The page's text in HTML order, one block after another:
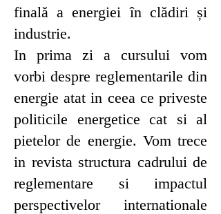
finală a energiei în clădiri și
industrie.
In prima zi a cursului vom
vorbi despre reglementarile din
energie atat in ceea ce priveste
politicile energetice cat si al
pietelor de energie. Vom trece
in revista structura cadrului de
reglementare si impactul
perspectivelor internationale